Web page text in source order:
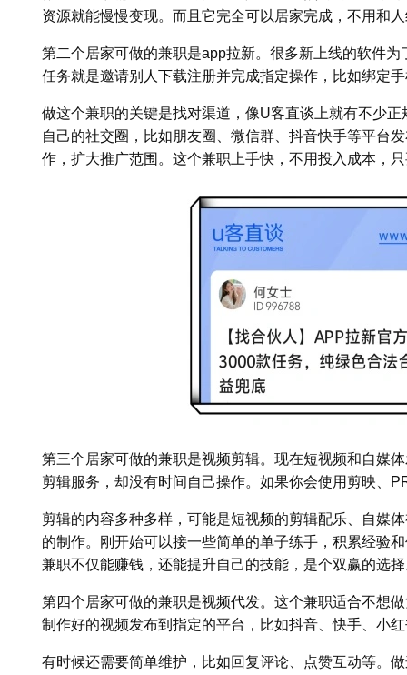
资源就能慢慢变现。而且它完全可以居家完成，不用和
第二个居家可做的兼职是app拉新。很多新上线的软件
任务就是邀请别人下载注册并完成指定操作，比如绑定
做这个兼职的关键是找对渠道，像U客直谈上就有不少
自己的社交圈，比如朋友圈、微信群、抖音快手等平台
作，扩大推广范围。这个兼职上手快，不用投入成本，
第三个居家可做的兼职是视频剪辑。现在短视频和自媒
剪辑服务，却没有时间自己操作。如果你会使用剪映、
剪辑的内容多种多样，可能是短视频的剪辑配乐、自媒
的制作。刚开始可以接一些简单的单子练手，积累经验
兼职不仅能赚钱，还能提升自己的技能，是个双赢的选
第四个居家可做的兼职是视频代发。这个兼职适合不想
制作好的视频发布到指定的平台，比如抖音、快手、小
有时候还需要简单维护，比如回复评论、点赞互动等。